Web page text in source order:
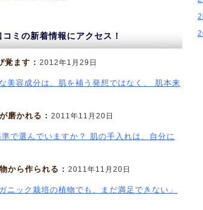
ミの新着情報にアクセス！
覚ます : 2012年1月29日
美容成分は、肌を補う発想ではなく、 肌本来
磨かれる : 2011年11月20日
で選んでいますか？ 肌の手入れは、自分に
から作られる : 2011年11月20日
ニック栽培の植物でも、まだ満足できない」